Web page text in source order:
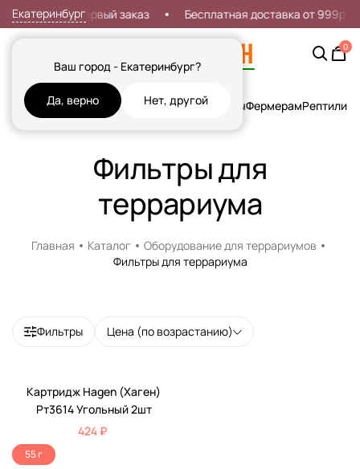
Екатеринбург
Ваш город - Екатеринбург?
Да, верно Нет, другой
Скидка 7% на первый заказ Бесплатная доставка от 999р
0
Кошки СобакиРыбы Грызуны и Хорьки ПтицыФермерамРептилии
Фильтры для
террариума
Главная Каталог
Оборудование для террариумов
Фильтры для террариума
Фильтры Цена (по возрастанию)
Картридж Hagen (Хаген)
Рт3614 Угольный 2шт
424 ₽
55 г